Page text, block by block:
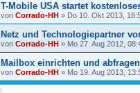
T-Mobile USA startet
von Corrado-HH » Do 10. Okt 2013,
Netz und Technologiepartner
von Corrado-HH » Mo 27. Aug 2012,
Mailbox einrichten und abfragen
von Corrado-HH » Mo 19. Aug 2013,